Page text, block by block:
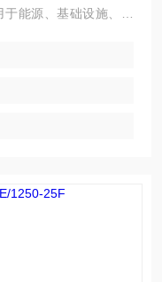
能源、基础设施、工
以及投切各种不同性质